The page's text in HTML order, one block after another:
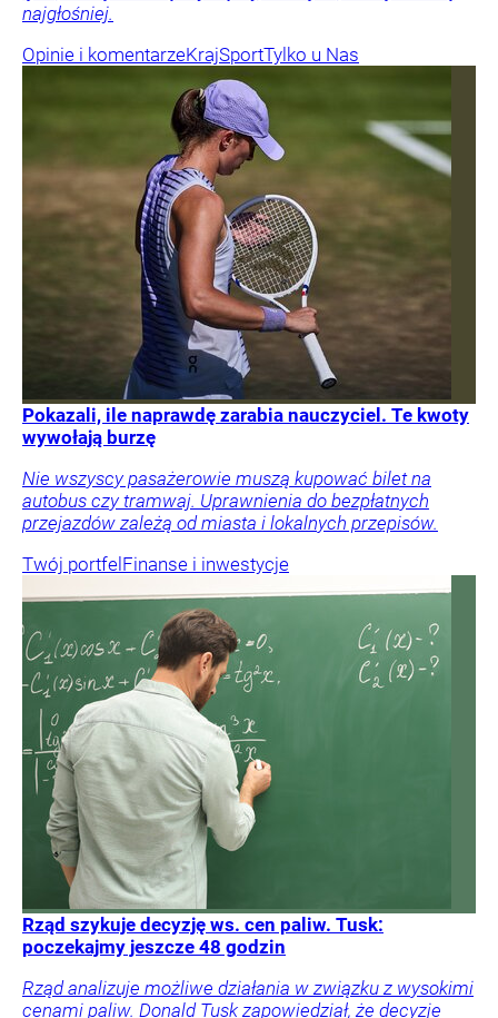
najgłośniej.
Opinie i komentarzeKrajSportTylko u Nas
Pokazali, ile naprawdę zarabia nauczyciel. Te kwoty
wywołają burzę
Nie wszyscy pasażerowie muszą kupować bilet na
autobus czy tramwaj. Uprawnienia do bezpłatnych
przejazdów zależą od miasta i lokalnych przepisów.
Twój portfelFinanse i inwestycje
Rząd szykuje decyzję ws. cen paliw. Tusk:
poczekajmy jeszcze 48 godzin
Rząd analizuje możliwe działania w związku z wysokimi
cenami paliw. Donald Tusk zapowiedział, że decyzje